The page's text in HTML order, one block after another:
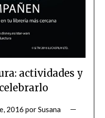
actividades y
2016 porSusana